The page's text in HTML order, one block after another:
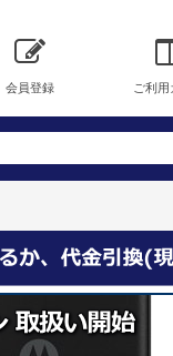
会員登録 ご利用